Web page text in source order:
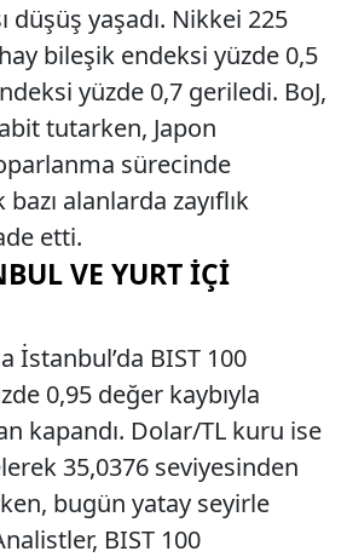
düşüş yaşadı. Nikkei 225
bileşik endeksi yüzde 0,5
yüzde 0,7 geriledi. BoJ,
tutarken, Japon
sürecinde
alanlarda zayıflık
etti.
VE YURT İÇI
İstanbul’da BIST 100
0,95 değer kaybıyla
kapandı. Dolar/TL kuru ise
35,0376 seviyesinden
bugün yatay seyirle
BIST 100